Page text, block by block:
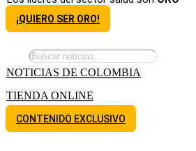
¡QUIERO SER ORO!
NOTICIAS DE COLOMBIA
TIENDA ONLINE
CONTENIDO EXCLUSIVO